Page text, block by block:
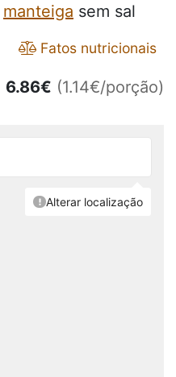
manteiga sem sal
Fatos nutricionais
6.86€ (1.14€/porção)